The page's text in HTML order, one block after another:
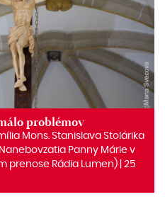
problémov
Mons. Stanislava Stolárika
Panny Márie v
prenose Rádia Lumen) | 25